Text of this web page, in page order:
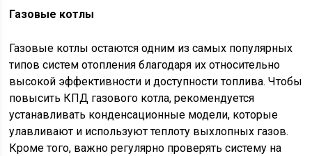
Газовые котлы
Газовые котлы остаются одним из самых популярных
типов систем отопления благодаря их относительно
высокой эффективности и доступности топлива. Чтобы
повысить КПД газового котла, рекомендуется
устанавливать конденсационные модели, которые
улавливают и используют теплоту выхлопных газов.
Кроме того, важно регулярно проверять систему на